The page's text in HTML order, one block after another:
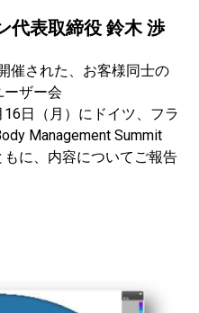
代表取締役 鈴木 渉
催された、お客様同士の
ーザー会
16日（月）にドイツ、フラ
Management Summit
に、内容についてご報告